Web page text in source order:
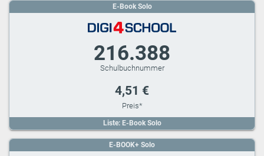
Liste: E-Book Solo
E-Book Solo
216.388
4,51 €
E-BOOK+ Solo